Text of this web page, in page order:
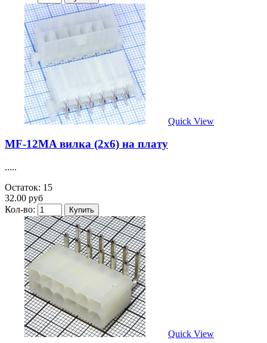
Quick View
MF-12MA вилка (2х6) на плату
.....
Остаток: 15
32.00 руб
Кол-во:
Quick View